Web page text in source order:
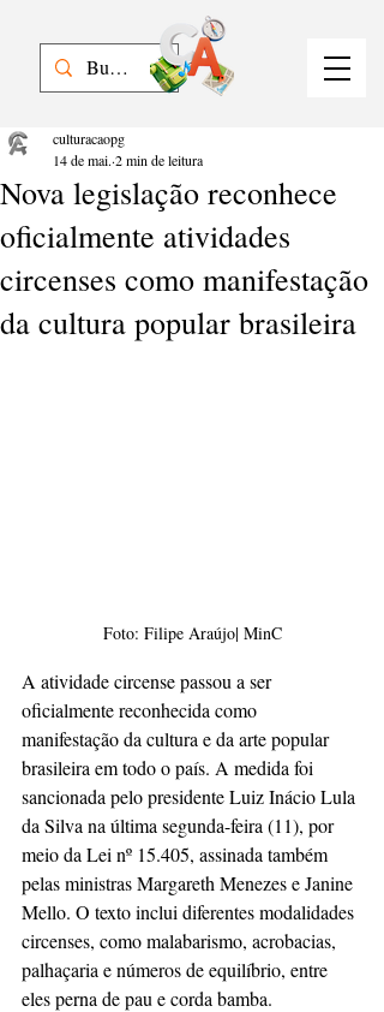
Nova legislação reconhece
oficialmente atividades
circenses como manifestação
da cultura popular brasileira
culturacaopg
14 de mai. 2 min de leitura
Foto: Filipe Araújo| MinC
A atividade circense passou a ser
oficialmente reconhecida como
manifestação da cultura e da arte popular
brasileira em todo o país. A medida foi
sancionada pelo presidente Luiz Inácio Lula
da Silva na última segunda-feira (11), por
meio da Lei nº 15.405, assinada também
pelas ministras Margareth Menezes e Janine
Mello. O texto inclui diferentes modalidades
circenses, como malabarismo, acrobacias,
palhaçaria e números de equilíbrio, entre
eles perna de pau e corda bamba.